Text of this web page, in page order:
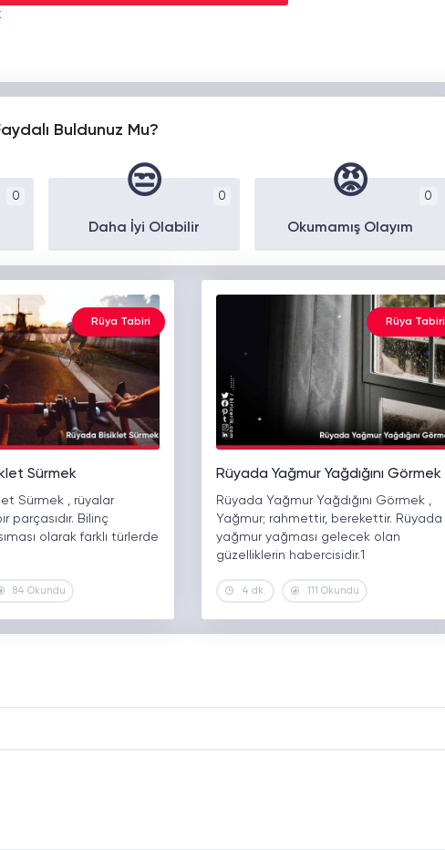
Buldunuz Mu?
0 0
😒
Daha İyi Olabilir
0
😡
Okumamış Olayım
Rüya Tabiri
Sürmek
Sürmek , rüyalar
parçasıdır. Bilinç
olarak farklı türlerde
84 Okundu
Rüya Tabiri
Rüyada Yağmur Yağdığını Görmek
Rüyada Yağmur Yağdığını Görmek ,
Yağmur; rahmettir, berekettir. Rüyada
yağmur yağması gelecek olan
güzelliklerin habercisidir.1
4 dk. 111 Okundu